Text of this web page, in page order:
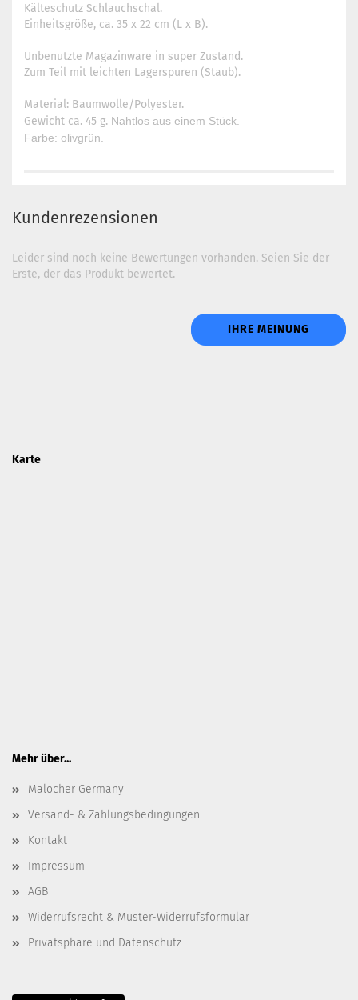
Kälteschutz Schlauchschal.
Einheitsgröße, ca. 35 x 22 cm (L x B).
Unbenutzte Magazinware in super Zustand.
Zum Teil mit leichten Lagerspuren (Staub).
Material: Baumwolle/Polyester.
Gewicht ca. 45 g. Nahtlos aus einem Stück.
Farbe: olivgrün.
Kundenrezensionen
Leider sind noch keine Bewertungen vorhanden. Seien Sie der
Erste, der das Produkt bewertet.
IHRE MEINUNG
Karte
Mehr über...
Malocher Germany
Versand- & Zahlungsbedingungen
Kontakt
Impressum
AGB
Widerrufsrecht & Muster-Widerrufsformular
Privatsphäre und Datenschutz